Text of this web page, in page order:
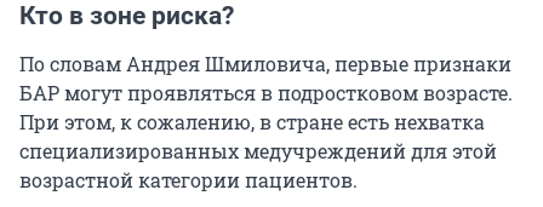
Кто в зоне риска?
По словам Андрея Шмиловича, первые признаки
БАР могут проявляться в подростковом возрасте.
При этом, к сожалению, в стране есть нехватка
специализированных медучреждений для этой
возрастной категории пациентов.